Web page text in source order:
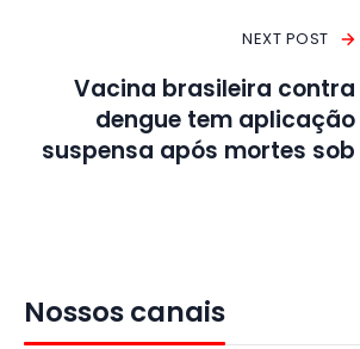
NEXT POST
Vacina brasileira contra
dengue tem aplicação
suspensa após mortes sob
Nossos canais